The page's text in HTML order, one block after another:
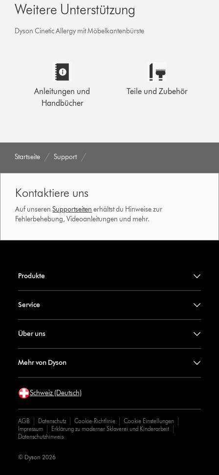
Weitere Unterstützung
Dyson Cinetic Allergy mit Möbelkantenbürste
Anleitungen und
Handbücher
Teile und Zubehör
Startseite Support
Kontaktiere uns
Auf unserenSupportseiten erhältst du Hinweise zur
Fehlerbehebung, Videoanleitungen und mehr.
Produkte
Service
Über uns
Mehr von Dyson
Schweiz (Deutsch)
AGB Datenschutz Cookie-Richtlinie
Cookie Einstellungen
Impressum
Erklärung zu moderner Sklaverei und Kinderarbeit
Datenschutzhinweis
© Dyson 2026